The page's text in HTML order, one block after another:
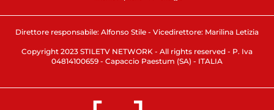
Direttore responsabile: Alfonso Stile - Vicedirettore: Marilina Letizia
Copyright 2023 STILETV NETWORK - All rights reserved - P. Iva
04814100659 - Capaccio Paestum (SA) - ITALIA